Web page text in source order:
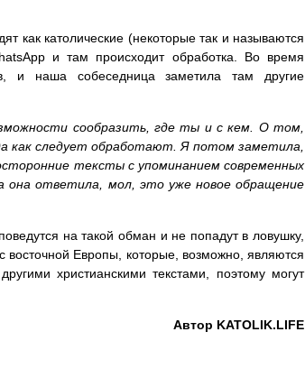
как католические (некоторые так и называются
и там происходит обработка. Во время
и наша собеседница заметила там другие
сообразить, где ты и с кем. О том,
как следует обработают. Я потом заметила,
тексты с упоминанием современных
она ответила, мол, это уже новое обращение
на такой обман и не попадут в ловушку,
восточной Европы, которые, возможно, являются
христианскими текстами, поэтому могут
Автор KATOLIK.LIFE